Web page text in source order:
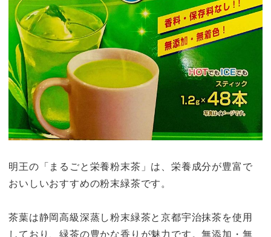
明王の「まるごと栄養粉末茶」は、栄養成分が豊富で
おいしいおすすめの粉末緑茶です。
茶葉は静岡高級深蒸し粉末緑茶と京都宇治抹茶を使用
しており、緑茶の豊かな香りが魅力です。無添加・無